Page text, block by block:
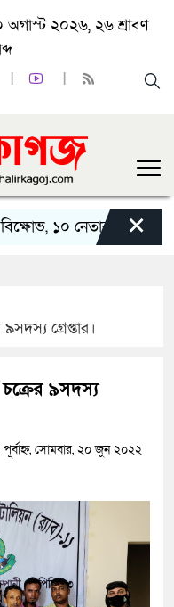
অগাস্ট ২০২৬, ২৬ শ্রাবণ
১০ নেতার পদত্যাগ ×
গ্রেপ্তার।
৯সদস্য
সোমবার, ২০ জুন ২০২২